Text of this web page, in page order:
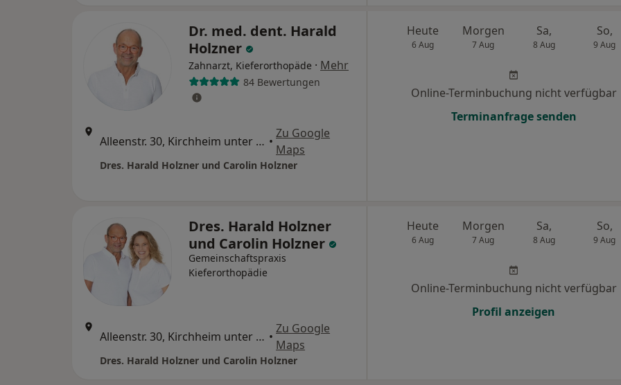
Dr. med. dent. Harald
Holzner
Zahnarzt, Kieferorthopäde · Mehr
84 Bewertungen
Alleenstr. 30, Kirchheim unter Teck •
Zu Google
Maps
Dres. Harald Holzner und Carolin Holzner
Heute
6 Aug
Morgen
7 Aug
Sa,
8 Aug
So,
9 Aug
Online-Terminbuchung nicht verfügbar
Terminanfrage senden
Dres. Harald Holzner
und Carolin Holzner
Gemeinschaftspraxis
Kieferorthopädie
Alleenstr. 30, Kirchheim unter Teck •
Zu Google
Maps
Dres. Harald Holzner und Carolin Holzner
Heute
6 Aug
Morgen
7 Aug
Sa,
8 Aug
So,
9 Aug
Online-Terminbuchung nicht verfügbar
Profil anzeigen